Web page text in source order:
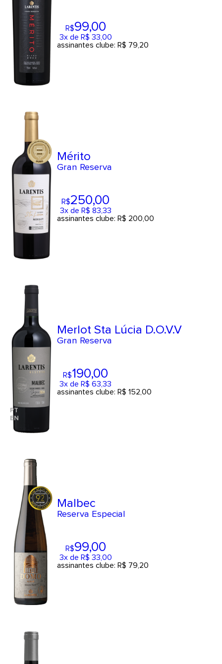
PT
EN
R$99,00
3x de R$ 33,00
assinantes clube: R$ 79,20
Mérito
Gran Reserva
R$250,00
3x de R$ 83,33
assinantes clube: R$ 200,00
Merlot Sta Lúcia D.O.V.V
Gran Reserva
R$190,00
3x de R$ 63,33
assinantes clube: R$ 152,00
Malbec
Reserva Especial
R$99,00
3x de R$ 33,00
assinantes clube: R$ 79,20